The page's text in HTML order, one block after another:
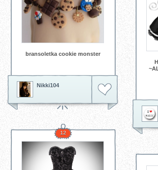
bransoletka cookie monster
Nikki104
12